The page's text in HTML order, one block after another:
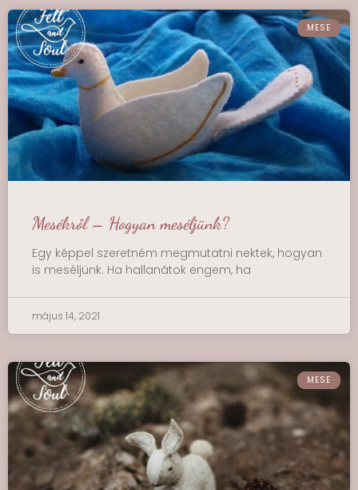
MESE
Mesékről – Hogyan meséljünk?
Egy képpel szeretném megmutatni nektek, hogyan
is meséljünk. Ha hallanátok engem, ha
május 14, 2021
MESE